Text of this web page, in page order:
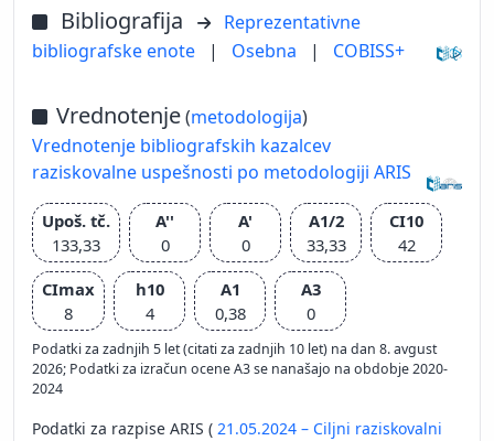
Bibliografija
Reprezentativne
bibliografske enote
| Osebna | COBISS+
Vrednotenje(metodologija)
Vrednotenje bibliografskih kazalcev
raziskovalne uspešnosti po metodologiji ARIS
Upoš. tč.
133,33
A''
0
A'
0
A1/2
33,33
CI10
42
CImax
8
h10
4
A1
0,38
A3
0
Podatki za zadnjih 5 let (citati za zadnjih 10 let) na dan 8. avgust
2026; Podatki za izračun ocene A3 se nanašajo na obdobje 2020-
2024
Podatki za razpise ARIS ( 21.05.2024 – Ciljni raziskovalni